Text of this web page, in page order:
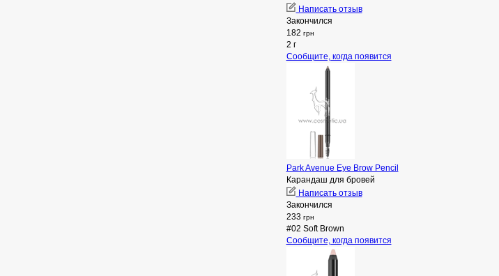
Написать отзыв
Закончился
182 грн
2 г
Сообщите, когда появится
Park Avenue Eye Brow Pencil
Карандаш для бровей
Написать отзыв
Закончился
233 грн
#02 Soft Brown
Сообщите, когда появится